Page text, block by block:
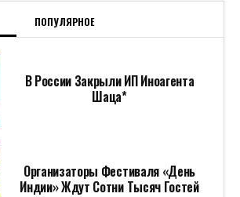
ПОПУЛЯРНОЕ
В России Закрыли ИП Иноагента
Шаца*
Организаторы Фестиваля «День
Индии» Ждут Сотни Тысяч Гостей